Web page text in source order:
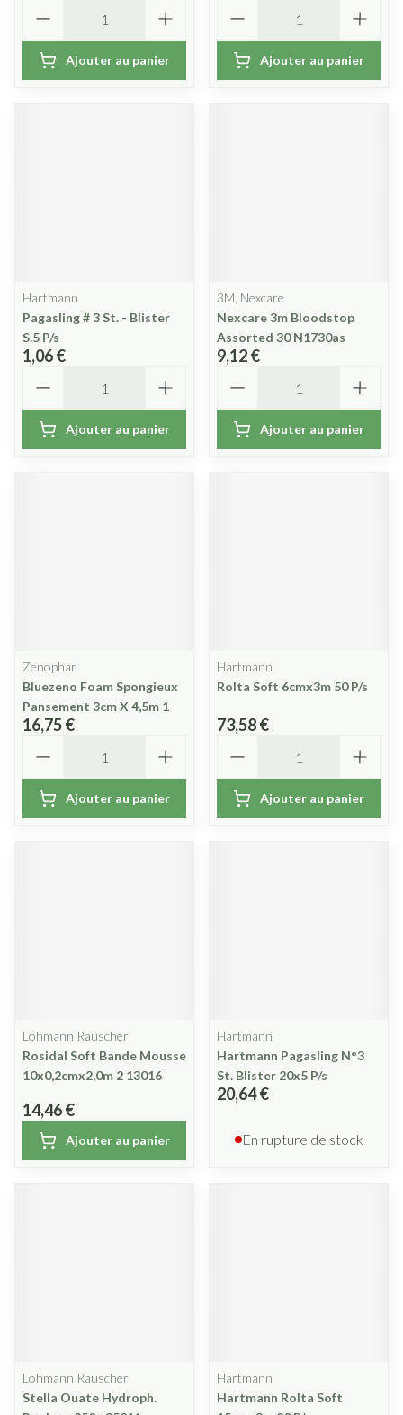
Ajouter au panier Ajouter au panier
Hartmann
Pagasling # 3 St. - Blister
S.5 P/s
1,06 €
Ajouter au panier
3M, Nexcare
Nexcare 3m Bloodstop
Assorted 30 N1730as
9,12 €
Ajouter au panier
Zenophar
Bluezeno Foam Spongieux
Pansement 3cm X 4,5m 1
16,75 €
Ajouter au panier
Hartmann
Rolta Soft 6cmx3m 50 P/s
73,58 €
Ajouter au panier
Lohmann Rauscher
Rosidal Soft Bande Mousse
10x0,2cmx2,0m 2 13016
14,46 €
Ajouter au panier
Hartmann
Hartmann Pagasling N°3
St. Blister 20x5 P/s
20,64 €
En rupture de stock
Lohmann Rauscher
Stella Ouate Hydroph.
Hartmann
Hartmann Rolta Soft